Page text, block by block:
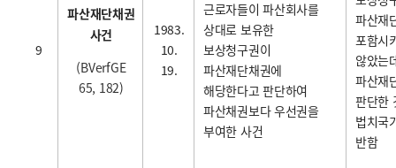
9
파산재단채권
사건
(BVerfGE
65, 182)
1983.
10.
19.
근로자들이 파산회사를
상대로 보유한
보상청구권이
파산재단채권에
해당한다고 판단하여
파산채권보다 우선권을
부여한 사건
파산재
포함시
않았는
파산재
판단한
법치국
반함